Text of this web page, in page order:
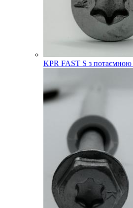
KPR FAST S з потаємною